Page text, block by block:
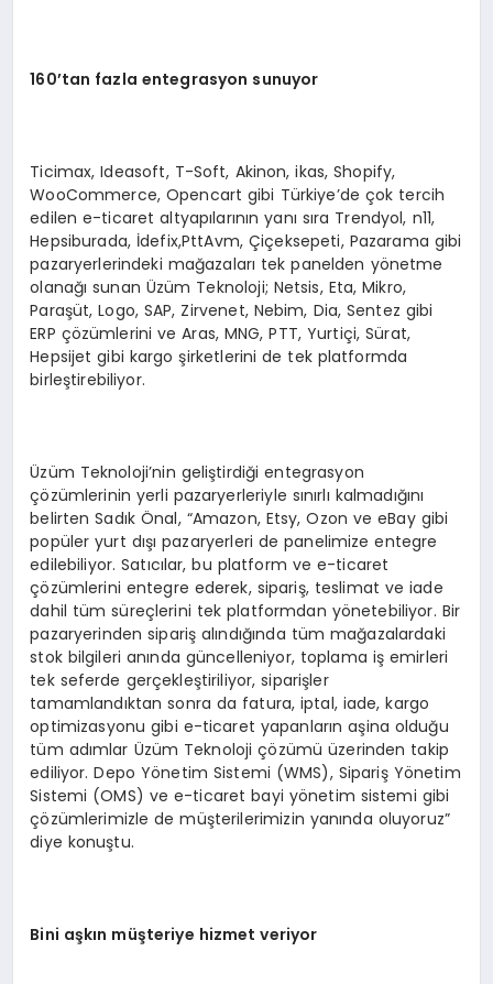
160’tan fazla entegrasyon sunuyor
Ticimax, Ideasoft, T-Soft, Akinon, ikas, Shopify,
WooCommerce, Opencart gibi Türkiye’de çok tercih
edilen e-ticaret altyapılarının yanı sıra Trendyol, n11,
Hepsiburada, İdefix,PttAvm, Çiçeksepeti, Pazarama gibi
pazaryerlerindeki mağazaları tek panelden yönetme
olanağı sunan Üzüm Teknoloji; Netsis, Eta, Mikro,
Paraşüt, Logo, SAP, Zirvenet, Nebim, Dia, Sentez gibi
ERP çözümlerini ve Aras, MNG, PTT, Yurtiçi, Sürat,
Hepsijet gibi kargo şirketlerini de tek platformda
birleştirebiliyor.
Üzüm Teknoloji’nin geliştirdiği entegrasyon
çözümlerinin yerli pazaryerleriyle sınırlı kalmadığını
belirten Sadık Önal, “Amazon, Etsy, Ozon ve eBay gibi
popüler yurt dışı pazaryerleri de panelimize entegre
edilebiliyor. Satıcılar, bu platform ve e-ticaret
çözümlerini entegre ederek, sipariş, teslimat ve iade
dahil tüm süreçlerini tek platformdan yönetebiliyor. Bir
pazaryerinden sipariş alındığında tüm mağazalardaki
stok bilgileri anında güncelleniyor, toplama iş emirleri
tek seferde gerçekleştiriliyor, siparişler
tamamlandıktan sonra da fatura, iptal, iade, kargo
optimizasyonu gibi e-ticaret yapanların aşina olduğu
tüm adımlar Üzüm Teknoloji çözümü üzerinden takip
ediliyor. Depo Yönetim Sistemi (WMS), Sipariş Yönetim
Sistemi (OMS) ve e-ticaret bayi yönetim sistemi gibi
çözümlerimizle de müşterilerimizin yanında oluyoruz”
diye konuştu.
Bini aşkın müşteriye hizmet veriyor